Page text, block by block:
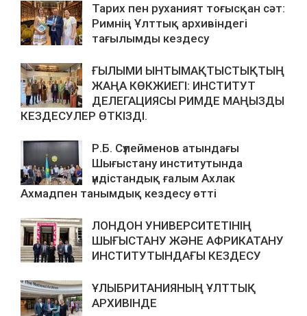
Тарих пен руханият тоғысқан сәт:
Римнің Ұлттық архивіндегі
тағылымды кездесу
ҒЫЛЫМИ ЫНТЫМАҚТЫСТЫҚТЫҢ
ЖАҢА КӨКЖИЕГІ: ИНСТИТУТ
ДЕЛЕГАЦИЯСЫ РИМДЕ МАҢЫЗДЫ
КЕЗДЕСУЛЕР ӨТКІЗДІ.
Р.Б. Сүлейменов атындағы
Шығыстану институтында
үндістандық ғалым Ахлак
Ахмадпен танымдық кездесу өтті
ЛОНДОН УНИВЕРСИТЕТІНІҢ
ШЫҒЫСТАНУ ЖӘНЕ АФРИКАТАНУ
ИНСТИТУТЫНДАҒЫ КЕЗДЕСУ
ҰЛЫБРИТАНИЯНЫҢ ҰЛТТЫҚ
АРХИВІНДЕ